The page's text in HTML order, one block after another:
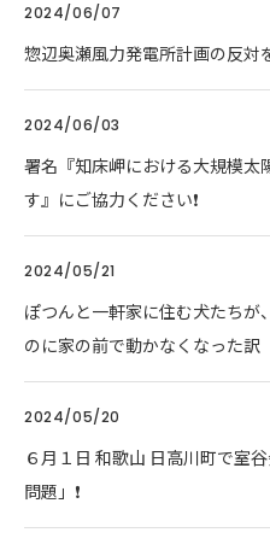
2024/06/07
惣辺奥瀬風力発電所計画の反対
2024/06/03
署名『知床岬における大規模太
す』にご協力ください❗
2024/05/21
ぽつんと一軒家に住む犬たちが
のに家の前で動かなくなった訳
2024/05/20
６月１日 和歌山 日高川町で室
問題」❗